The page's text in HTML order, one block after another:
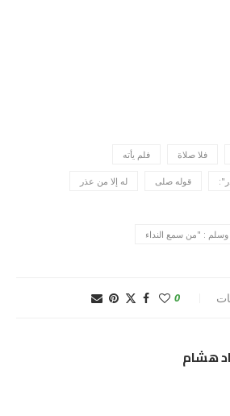
فلا صلاة فلم يأته
قوله صلى له إلا من عذر
: "من سمع النداء
0
هشام